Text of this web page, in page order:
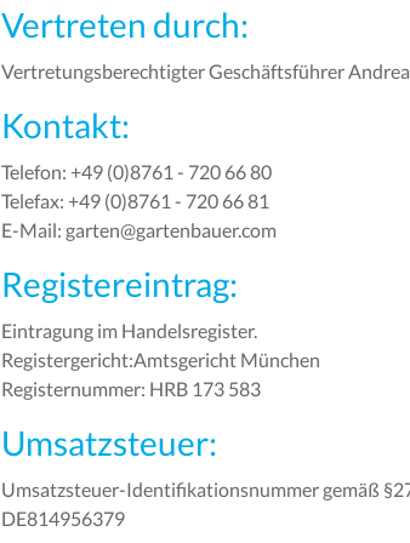
Vertreten durch:
Vertretungsberechtigter Geschäftsführer
Kontakt:
Telefon: +49 (0)8761 - 720 66 80
Telefax: +49 (0)8761 - 720 66 81
E-Mail: garten@gartenbauer.com
Registereintrag:
Eintragung im Handelsregister.
Registergericht:Amtsgericht München
Registernummer: HRB 173 583
Umsatzsteuer:
Umsatzsteuer-Identifikationsnummer gemäß
DE814956379